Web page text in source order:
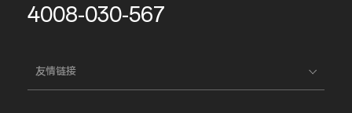
4008-030-567
友情链接